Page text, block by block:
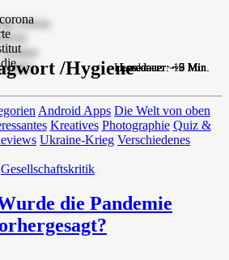
/Hygiene
Android Apps Die Welt von oben
Kreatives Photographie Quiz &
Ukraine-Krieg Verschiedenes
Gesellschaftskritik
die Pandemie
Lesedauer: ~7 Min.
Lesedauer: ~10 Min.
Lesedauer: ~9 Min.
Lesedauer: ~5 Min.
Lesedauer: ~5 Min.
Lesedauer: ~5 Min.